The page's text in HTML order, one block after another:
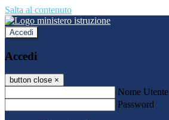
Salta al contenuto
Accedi
Accedi
button close ×
Nome Utente
Password